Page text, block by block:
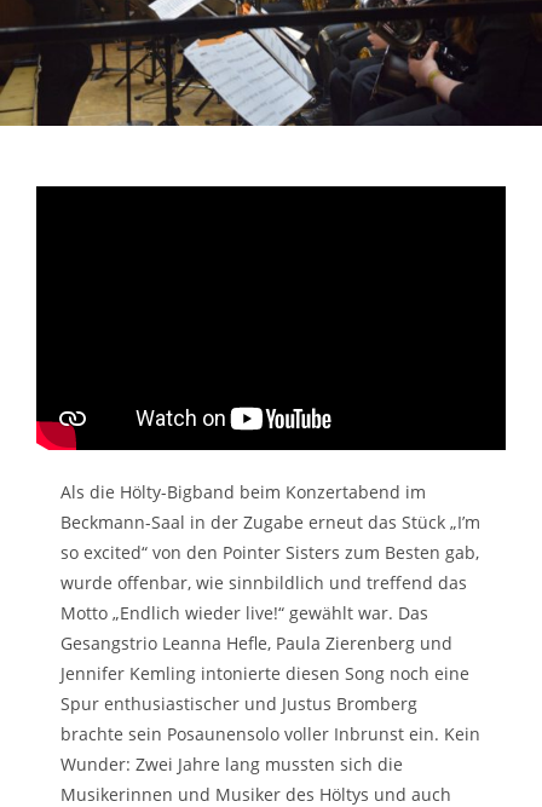
Als die Hölty-Bigband beim Konzertabend im
Beckmann-Saal in der Zugabe erneut das Stück „I’m
so excited“ von den Pointer Sisters zum Besten gab,
wurde offenbar, wie sinnbildlich und treffend das
Motto „Endlich wieder live!“ gewählt war. Das
Gesangstrio Leanna Hefle, Paula Zierenberg und
Jennifer Kemling intonierte diesen Song noch eine
Spur enthusiastischer und Justus Bromberg
brachte sein Posaunensolo voller Inbrunst ein. Kein
Wunder: Zwei Jahre lang mussten sich die
Musikerinnen und Musiker des Höltys und auch